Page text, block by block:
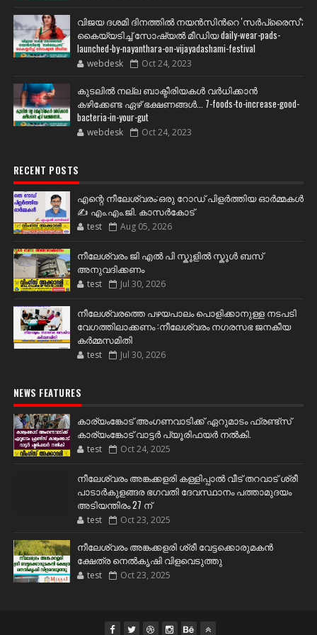
വിജയ ദശമി ദിനത്തില്‍ നയന്‍സിന്‍റെ 'സര്‍പ്രൈസ്';
കൈയ്യടിച്ച് സോഷ്യല്‍ മീഡിയ daily-wear-pads-
launched-by-nayanthara-on-vijayadashami-festival
webdesk Oct 24, 2023
കുടലിൽ നല്ല ബാക്ടീരിയകൾ വര്‍ധിക്കാന്‍
കഴിക്കേണ്ട ഏഴ് ഭക്ഷണങ്ങള്‍... 7-foods-to-increase-good-
bacteria-in-your-gut
webdesk Oct 24, 2023
RECENT POSTS
എന്റെ നീലേശ്വരം:ഒരു റോഡ് പിളർത്തിയ ഓർമ്മകൾ
✍️ എം.എം.ജി. കാസർകോട്
test Aug 05, 2026
നീലേശ്വരം ജി എൽ പി സ്കൂളിൽ സ്കൂൾ ബസ്
അനുവദിക്കണം
test Jul 30, 2026
നീലേശ്വരത്തെ പഴയപാലം പൊളിക്കാനുള്ള നടപടി
വേഗത്തിലാക്കണം :നീലേശ്വരം നഗരസഭ ജനകീയ
കർമ്മസമിതി
test Jul 30, 2026
NEWS FEATURES
കാര്യംങ്കോട് അംഗണവാടിക്ക് ഏറുമാടം ഫ്രണ്ട്സ്
കാര്യംങ്കോട് വാട്ടർ പ്യൂരിഫയർ നൽകി.
test Oct 24, 2025
നീലേശ്വരം അങ്കക്കളരി കള്ളിപ്പാൽ വീട് തറവാട് ശ്രീ
പാടാർകുളങ്ങര ഭഗവതി ദേവസ്ഥാനം പത്താമുദയം
അടിയന്തിരം 27 ന്
test Oct 23, 2025
നീലേശ്വരം അങ്കക്കളരി ശ്രീ വേട്ടക്കൊരുമകൻ
ക്ഷേത്ര നെൽകൃഷി വിളവെടുത്തു
test Oct 23, 2025